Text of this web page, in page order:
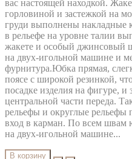
вас настоящей находкой.
горловиной и застежкой на
груди выполнены накладные
в рельефе на уровне талии
жакете и особый джинсовый
на двух-игольной машине и
фурнитура.Юбка прямая,
поясе с широкой резинкой,
посадке изделия на фигуре, и
центральной части переда.
рельефы и округлые
вход в карман. По всем швам
на двух-игольной машине...
В корзину